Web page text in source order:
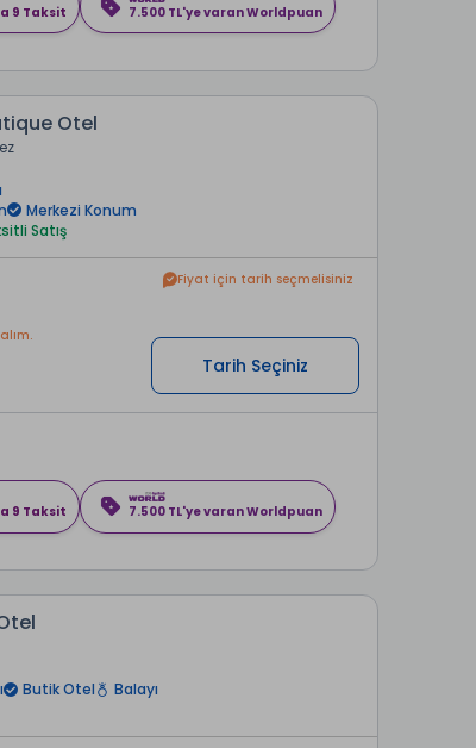
9 Taksit 7.500 TL'ye varan Worldpuan
Otel
Merkezi Konum
Satış
Fiyat için tarih seçmelisiniz
Tarih Seçiniz
9 Taksit 7.500 TL'ye varan Worldpuan
Butik Otel
Balayı